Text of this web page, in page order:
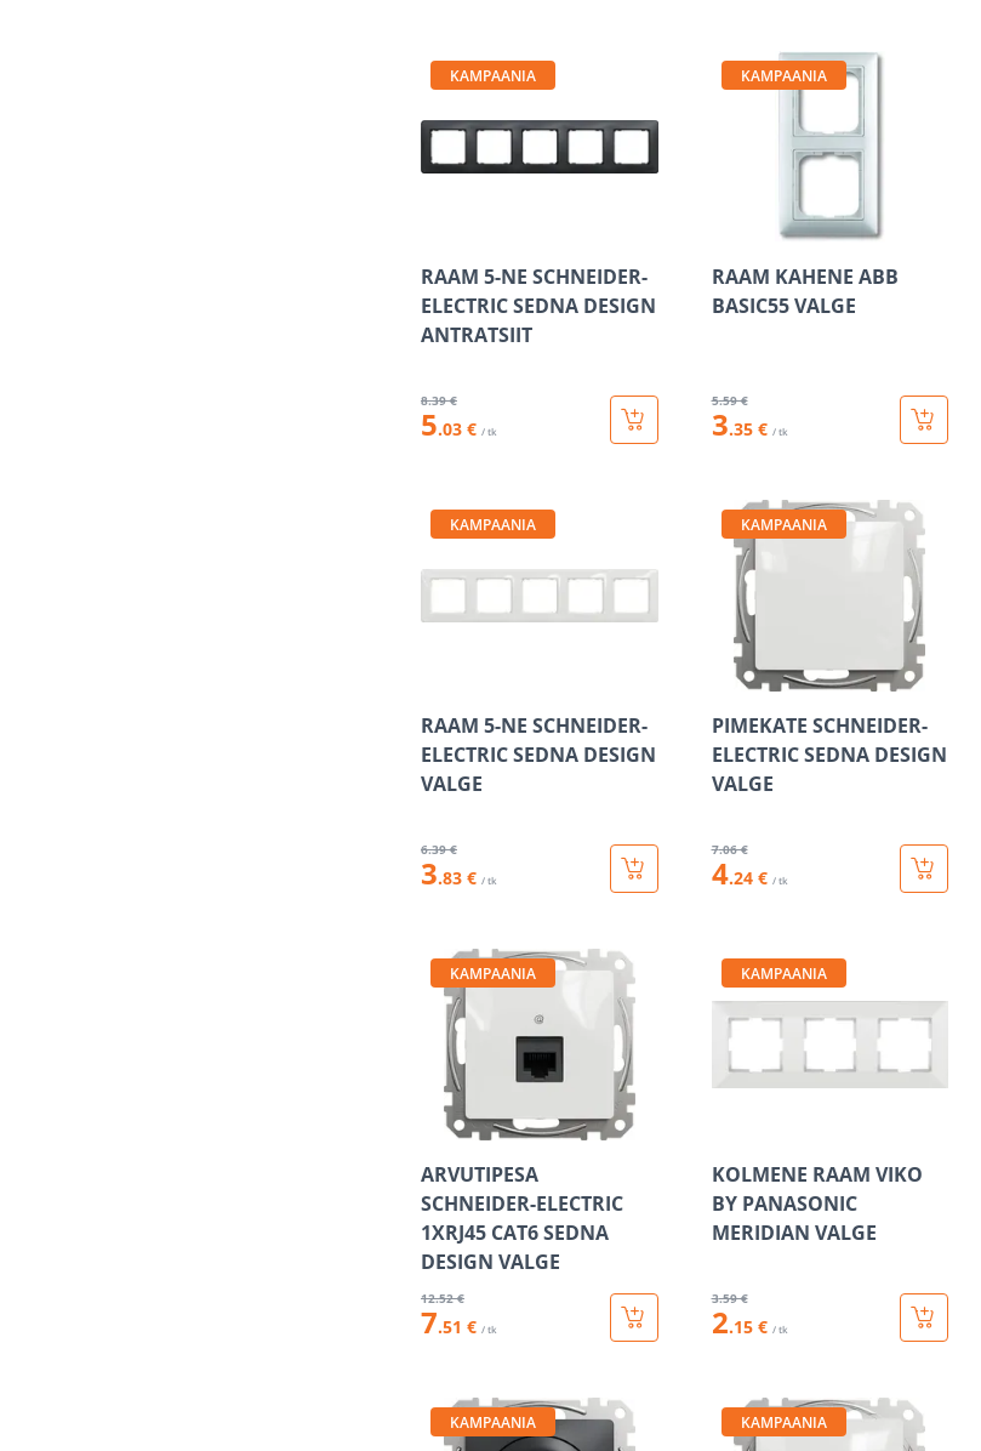
KAMPAANIA
RAAM 5-NE SCHNEIDER-
ELECTRIC SEDNA DESIGN
ANTRATSIIT
8.39 €
5.03 € / tk
KAMPAANIA
RAAM KAHENE ABB
BASIC55 VALGE
5.59 €
3.35 € / tk
KAMPAANIA
RAAM 5-NE SCHNEIDER-
ELECTRIC SEDNA DESIGN
VALGE
6.39 €
3.83 € / tk
KAMPAANIA
PIMEKATE SCHNEIDER-
ELECTRIC SEDNA DESIGN
VALGE
7.06 €
4.24 € / tk
KAMPAANIA
ARVUTIPESA
SCHNEIDER-ELECTRIC
1XRJ45 CAT6 SEDNA
DESIGN VALGE
12.52 €
7.51 € / tk
KAMPAANIA
KOLMENE RAAM VIKO
BY PANASONIC
MERIDIAN VALGE
3.59 €
2.15 € / tk
KAMPAANIA KAMPAANIA